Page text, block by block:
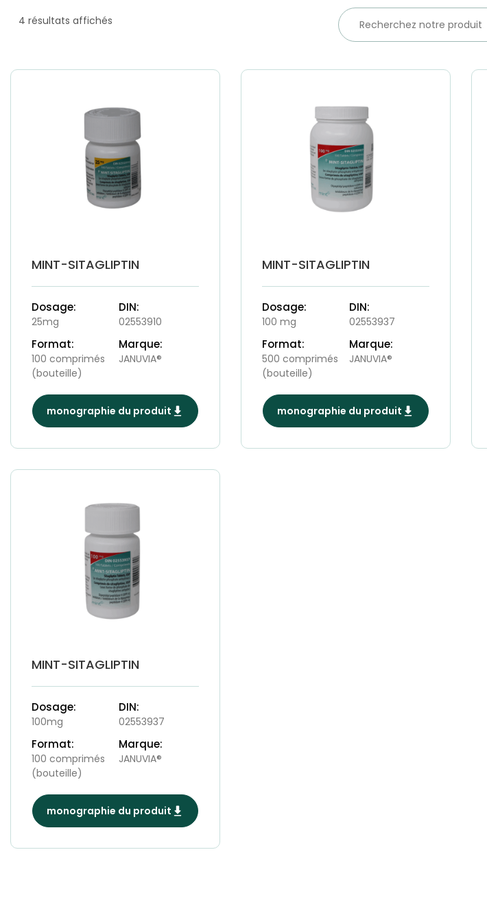
4 résultats affichés
MINT-SITAGLIPTIN
Dosage:
25mg
DIN:
02553910
Format:
100 comprimés
(bouteille)
Marque:
JANUVIA®
monographie du produit
MINT-SITAGLIPTIN
Dosage:
100 mg
DIN:
02553937
Format:
500 comprimés
(bouteille)
Marque:
JANUVIA®
monographie du produit
MINT-SITAGLIPTIN
Dosage:
100mg
DIN:
02553937
Format:
100 comprimés
(bouteille)
Marque:
JANUVIA®
monographie du produit